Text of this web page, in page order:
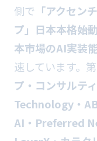
側で 「アクセ
プ」日本本格始動
本市場のAI実装
速しています。第
プ・コンサルテ
Technology・
AI・Preferred